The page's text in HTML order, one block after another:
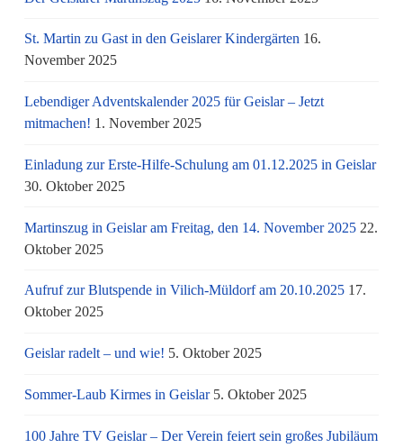
St. Martin zu Gast in den Geislarer Kindergärten 16.
November 2025
Lebendiger Adventskalender 2025 für Geislar – Jetzt
mitmachen! 1. November 2025
Einladung zur Erste-Hilfe-Schulung am 01.12.2025 in Geislar
30. Oktober 2025
Martinszug in Geislar am Freitag, den 14. November 2025 22.
Oktober 2025
Aufruf zur Blutspende in Vilich-Müldorf am 20.10.2025 17.
Oktober 2025
Geislar radelt – und wie! 5. Oktober 2025
Sommer-Laub Kirmes in Geislar 5. Oktober 2025
100 Jahre TV Geislar – Der Verein feiert sein großes Jubiläum